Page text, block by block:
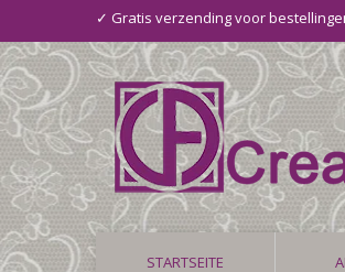
✓ Gratis verzending voor
STARTSEITE